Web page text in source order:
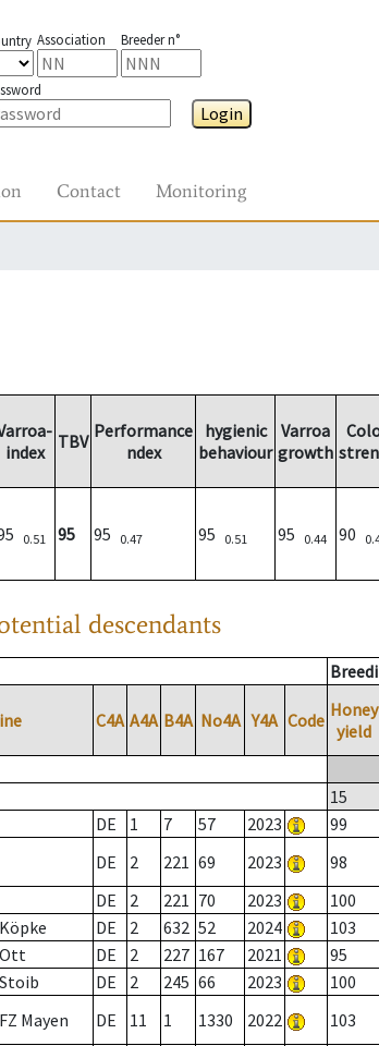
Association Breeder n°
Login
Contact Monitoring
index
TBV Performance
ndex
hygienic
behaviour
Varroa
growth
0.51 95 95 0.47 95 0.51 95 0.44 90
descendants
C4A A4A B4A No4A Y4A Code Honey
yield
15
DE 1 7 57 2023 99
DE 2 221 69 2023 98
DE 2 221 70 2023 100
DE 2 632 52 2024 103
DE 2 227 167 2021 95
DE 2 245 66 2023 100
Mayen DE 11 1 1330 2022 103